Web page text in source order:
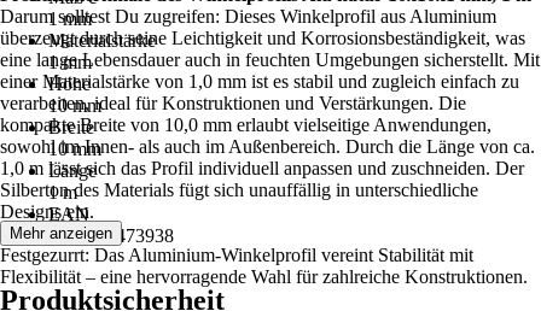
1 mm
Materialstärke
1 mm
Höhe
10 mm
Breite
10 mm
Länge
1 m
EAN
4004338473938
Darum solltest Du zugreifen: Dieses Winkelprofil aus Aluminium
überzeugt durch seine Leichtigkeit und Korrosionsbeständigkeit, was
eine lange Lebensdauer auch in feuchten Umgebungen sicherstellt. Mit
einer Materialstärke von 1,0 mm ist es stabil und zugleich einfach zu
verarbeiten, ideal für Konstruktionen und Verstärkungen. Die
kompakte Breite von 10,0 mm erlaubt vielseitige Anwendungen,
sowohl im Innen- als auch im Außenbereich. Durch die Länge von ca.
1,0 m lässt sich das Profil individuell anpassen und zuschneiden. Der
Silberton des Materials fügt sich unauffällig in unterschiedliche
Designs ein.
Festgezurrt: Das Aluminium-Winkelprofil vereint Stabilität mit
Flexibilität – eine hervorragende Wahl für zahlreiche Konstruktionen.
Mehr anzeigen
Produktsicherheit